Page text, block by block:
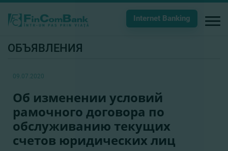
Internet Banking
ОБЪЯВЛЕНИЯ
09.07.2020
Об изменении условий
рамочного договора по
обслуживанию текущих
счетов юридических лиц